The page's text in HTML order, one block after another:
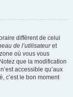
différent de celui
de l’utilisateuret
où vous vous
que la modification
accessible qu’aux
c’est le bon moment